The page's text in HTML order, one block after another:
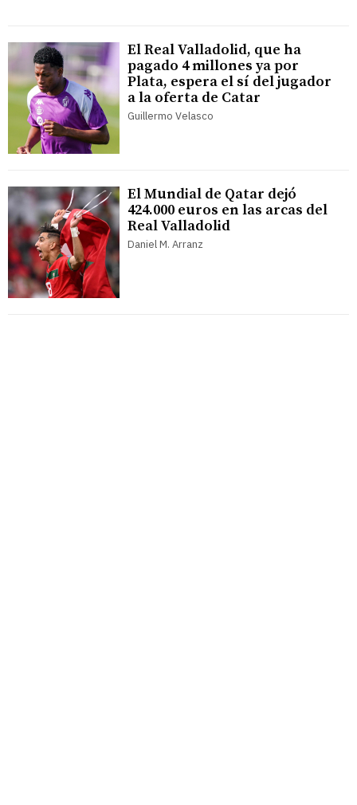
El Real Valladolid, que ha
pagado 4 millones ya por
Plata, espera el sí del jugador
a la oferta de Catar
Guillermo Velasco
El Mundial de Qatar dejó
424.000 euros en las arcas del
Real Valladolid
Daniel M. Arranz